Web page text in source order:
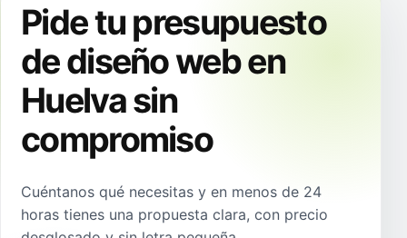
Pide tu presupuesto
de diseño web en
Huelva sin
compromiso
Cuéntanos qué necesitas y en menos de 24
horas tienes una propuesta clara, con precio